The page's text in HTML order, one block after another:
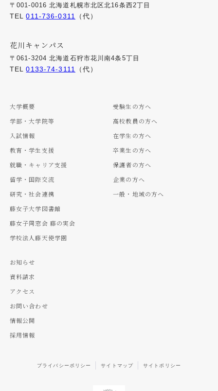
〒001-0016 北海道札幌市北区北16条西2丁目
TEL011-736-0311 （代）
花川キャンパス
〒061-3204 北海道石狩市花川南4条5丁目
TEL0133-74-3111 （代）
大学概要
学部・大学院等
入試情報
教育・学生支援
就職・キャリア支援
留学・国際交流
研究・社会連携
藤女子大学図書館
藤女子同窓会 藤の実会
学校法人藤天使学園
受験生の方へ
高校教員の方へ
在学生の方へ
卒業生の方へ
保護者の方へ
企業の方へ
一般・地域の方へ
お知らせ
資料請求
アクセス
お問い合わせ
情報公開
採用情報
プライバシーポリシー サイトマップ サイトポリシー